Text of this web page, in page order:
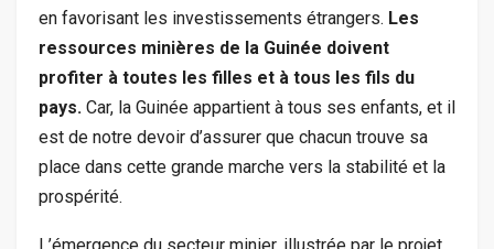
en favorisant les investissements étrangers. Les
ressources minières de la Guinée doivent
profiter à toutes les filles et à tous les fils du
pays. Car, la Guinée appartient à tous ses enfants, et il
est de notre devoir d’assurer que chacun trouve sa
place dans cette grande marche vers la stabilité et la
prospérité.